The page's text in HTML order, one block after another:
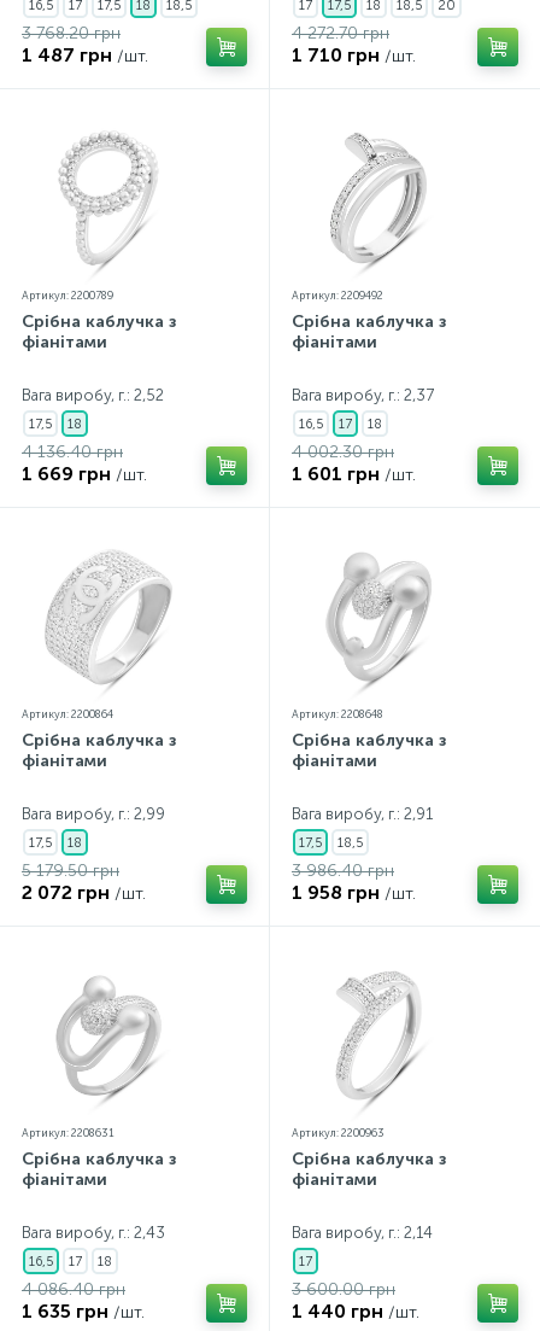
16,5 17 17,5 18 18,5
3 768.20 грн
1 487 грн /шт.
17 17,5 18 18,5 20
4 272.70 грн
1 710 грн /шт.
Артикул: 2200789
Срібна каблучка з
фіанітами
Вага виробу, г.: 2,52
17,5 18
4 136.40 грн
1 669 грн /шт.
Артикул: 2209492
Срібна каблучка з
фіанітами
Вага виробу, г.: 2,37
16,5 17 18
4 002.30 грн
1 601 грн /шт.
Артикул: 2200864
Срібна каблучка з
фіанітами
Вага виробу, г.: 2,99
17,5 18
5 179.50 грн
2 072 грн /шт.
Артикул: 2208648
Срібна каблучка з
фіанітами
Вага виробу, г.: 2,91
17,5 18,5
3 986.40 грн
1 958 грн /шт.
Артикул: 2208631
Срібна каблучка з
фіанітами
Вага виробу, г.: 2,43
16,5 17 18
4 086.40 грн
1 635 грн /шт.
Артикул: 2200963
Срібна каблучка з
фіанітами
Вага виробу, г.: 2,14
17
3 600.00 грн
1 440 грн /шт.